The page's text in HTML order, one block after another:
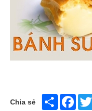
Dịch Vụ
Hàng Tiêu Dùng
Xây Dựng
Chia sẻ Share